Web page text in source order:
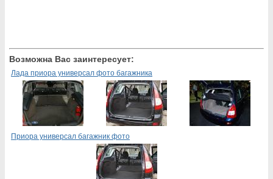
Возможна Вас заинтересует:
Лада приора универсал фото багажника
Приора универсал багажник фото